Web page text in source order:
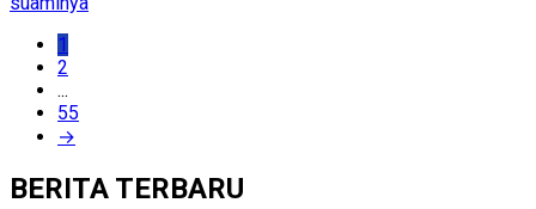
1
2
...
55
→
BERITA TERBARU